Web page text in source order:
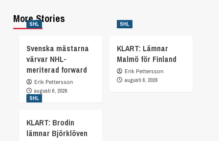
More Stories
SHL
Svenska mästarna
värvar NHL-
meriterad forward
Erik Pettersson
augusti 6, 2026
SHL
KLART: Lämnar
Malmö för Finland
Erik Pettersson
augusti 6, 2026
SHL
KLART: Brodin
lämnar Björklöven